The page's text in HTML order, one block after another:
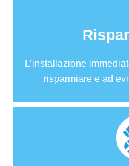
L’installazione
risparmiare e ad